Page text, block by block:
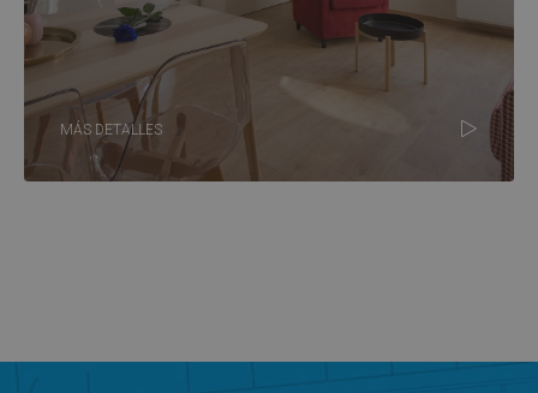
MÁS DETALLES